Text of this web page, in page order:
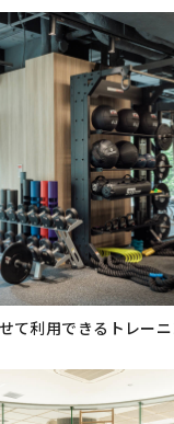
て利用できるトレー